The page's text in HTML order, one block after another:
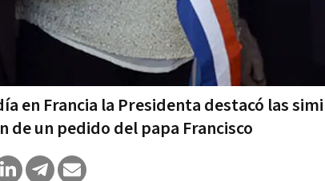
en Francia la Presidenta destacó las
de un pedido del papa Francisco